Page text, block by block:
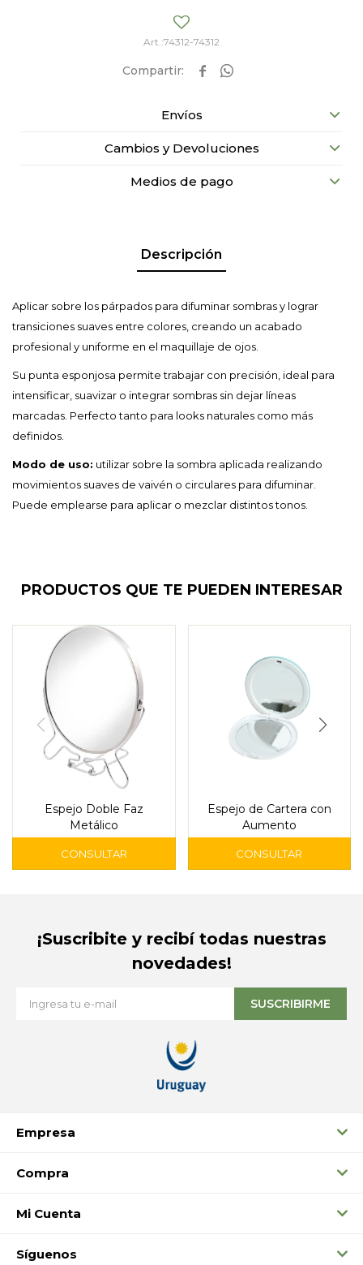
74312-74312
 
Envíos
Cambios y Devoluciones
Medios de pago
Descripción
Aplicar sobre los párpados para difuminar sombras y lograr
transiciones suaves entre colores, creando un acabado
profesional y uniforme en el maquillaje de ojos.
Su punta esponjosa permite trabajar con precisión, ideal para
intensificar, suavizar o integrar sombras sin dejar líneas
marcadas. Perfecto tanto para looks naturales como más
definidos.
Modo de uso: utilizar sobre la sombra aplicada realizando
movimientos suaves de vaivén o circulares para difuminar.
Puede emplearse para aplicar o mezclar distintos tonos.
PRODUCTOS QUE TE PUEDEN INTERESAR
Espejo Doble Faz
Metálico
Espejo de Cartera con
Aumento
Empresa
Compra
Mi Cuenta
Síguenos
¡Suscribite y recibí todas nuestras
novedades!
SUSCRIBIRME